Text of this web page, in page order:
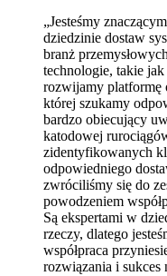
„Jesteśmy
dziedzinie dostaw
branż
technologie, takie
rozwijamy platformę
której szukamy
bardzo obiecujący
katodowej
zidentyfikowanych
odpowiedniego
zwróciliśmy się do
powodzeniem
Są ekspertami w
rzeczy, dlatego
współpraca
rozwiązania i sukces